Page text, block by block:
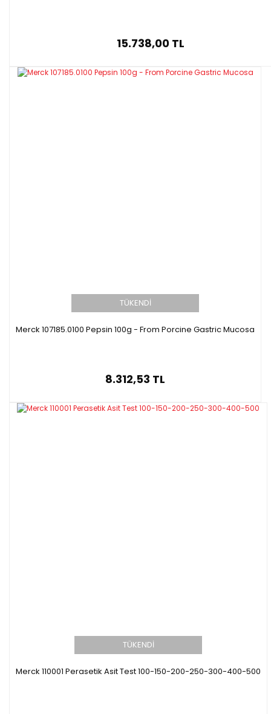
15.738,00 TL
TÜKENDİ
Merck 107185.0100 Pepsin 100g - From Porcine Gastric Mucosa
8.312,53 TL
TÜKENDİ
Merck 110001 Perasetik Asit Test 100-150-200-250-300-400-500